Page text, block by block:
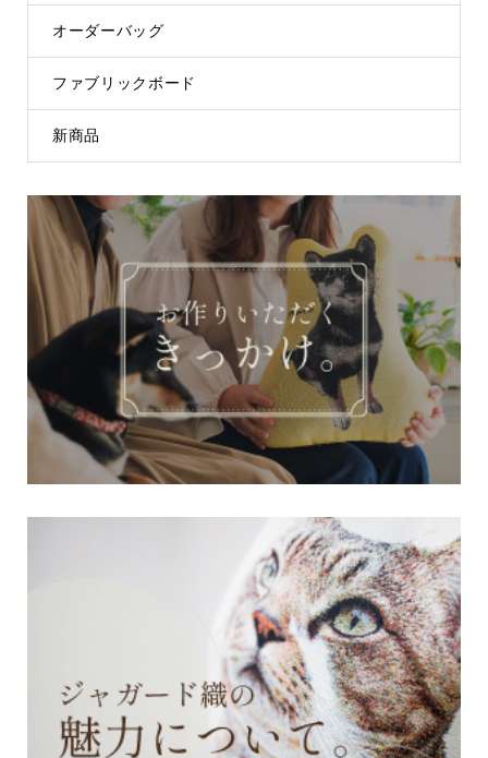
オーダーバッグ
ファブリックボード
新商品